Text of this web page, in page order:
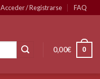
Acceder / Registrarse FAQ
0,00€ 0